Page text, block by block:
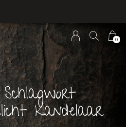
0
kandelaar